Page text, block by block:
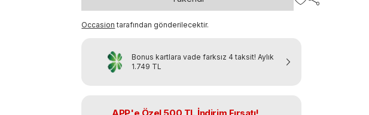
Occasion tarafından gönderilecektir.
Bonus kartlara vade farksız 4 taksit! Aylık
1.749 TL